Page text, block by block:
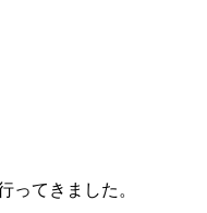
ってきました。